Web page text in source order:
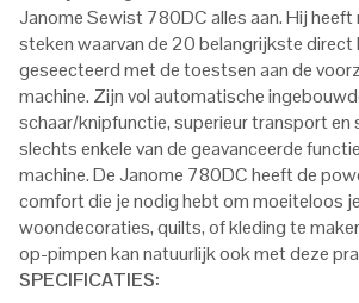
Janome Sewist 780DC alles aan. Hij heeft
steken waarvan de 20 belangrijkste direct
geseecteerd met de toestsen aan de
machine. Zijn vol automatische
schaar/knipfunctie, superieur transport en
slechts enkele van de geavanceerde
machine. De Janome 780DC heeft de
comfort die je nodig hebt om moeiteloos
woondecoraties, quilts, of kleding te
op-pimpen kan natuurlijk ook met deze
SPECIFICATIES: